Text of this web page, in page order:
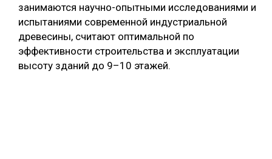
занимаются научно-опытными исследованиями и
испытаниями современной индустриальной
древесины, считают оптимальной по
эффективности строительства и эксплуатации
высоту зданий до 9–10 этажей.